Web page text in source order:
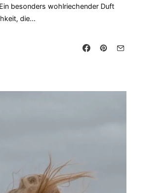
besonders wohlriechender Duft
die…